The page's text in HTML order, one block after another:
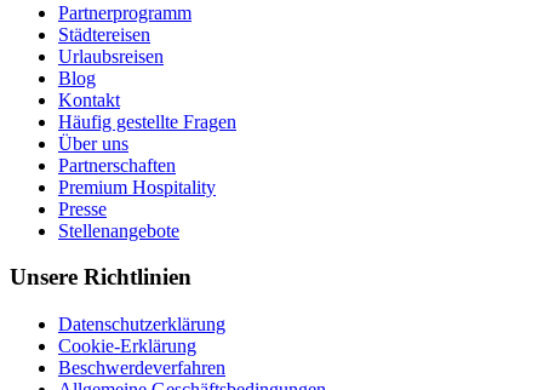
Partnerprogramm
Städtereisen
Urlaubsreisen
Blog
Kontakt
Häufig gestellte Fragen
Über uns
Partnerschaften
Premium Hospitality
Presse
Stellenangebote
Unsere Richtlinien
Datenschutzerklärung
Cookie-Erklärung
Beschwerdeverfahren